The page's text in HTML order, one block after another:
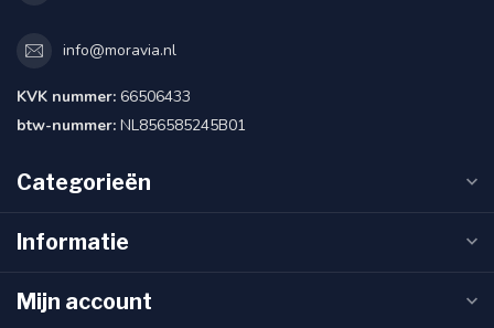
info@moravia.nl
KVK nummer: 66506433
btw-nummer: NL856585245B01
Categorieën
Informatie
Mijn account